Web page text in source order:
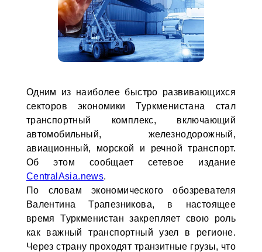
Одним из наиболее быстро развивающихся
секторов экономики Туркменистана стал
транспортный комплекс, включающий
автомобильный, железнодорожный,
авиационный, морской и речной транспорт.
Об этом сообщает сетевое издание
CentralAsia.news.
По словам экономического обозревателя
Валентина Трапезникова, в настоящее
время Туркменистан закрепляет свою роль
как важный транспортный узел в регионе.
Через страну проходят транзитные грузы, что